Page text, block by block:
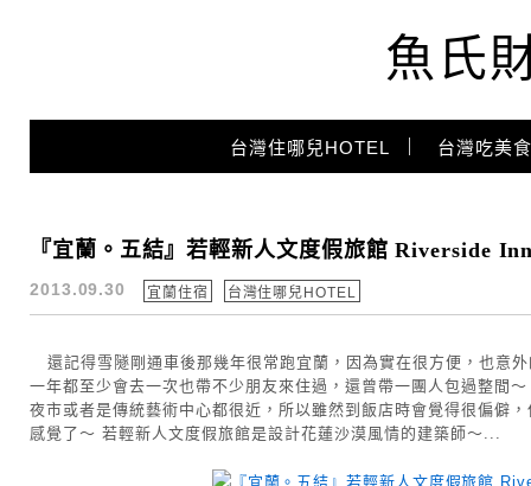
魚氏
台灣住哪兒HOTEL 台灣吃美
宜蘭住宿
『宜蘭。五結』若輕新人文度假旅館 Riverside
2013.09.30 宜蘭住宿 台灣住哪兒HOTEL
還記得雪隧剛通車後那幾年很常跑宜蘭，因為實在很方便，也意
一年都至少會去一次也帶不少朋友來住過，還曾帶一團人包過整間
夜市或者是傳統藝術中心都很近，所以雖然到飯店時會覺得很偏僻
感覺了～ 若輕新人文度假旅館是設計花蓮沙漠風情的建築師～...